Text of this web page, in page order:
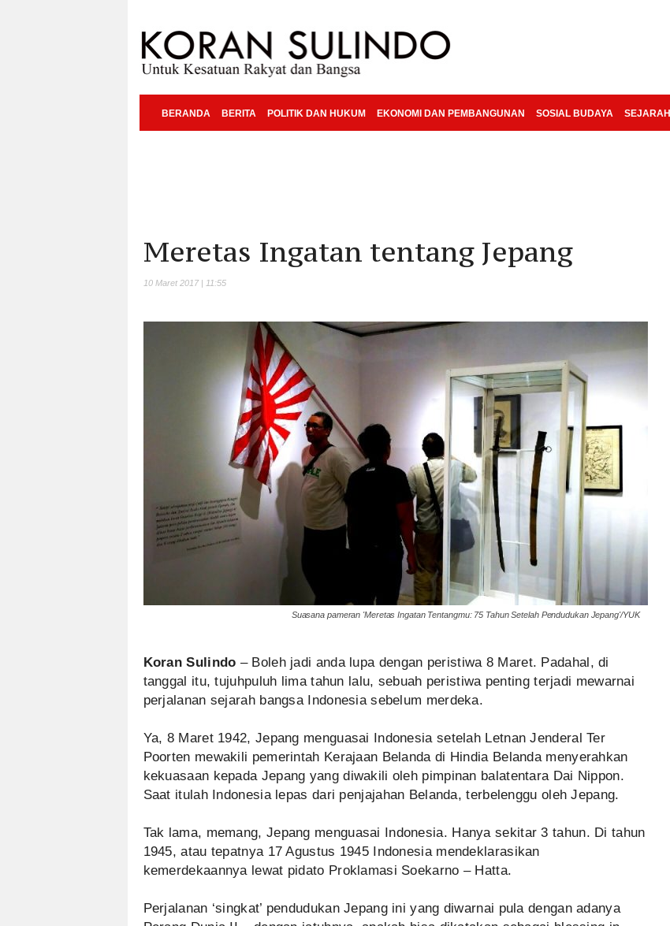
BERANDA BERITA POLITIK DAN HUKUM EKONOMI DAN PEMBANGUNAN SOSIAL BUDAYA SEJARAH
Meretas Ingatan tentang Jepang
10 Maret 2017 | 11:55
Suasana pameran 'Meretas Ingatan Tentangmu: 75 Tahun Setelah Pendudukan Jepang'/YUK
Koran Sulindo – Boleh jadi anda lupa dengan peristiwa 8 Maret. Padahal, di
tanggal itu, tujuhpuluh lima tahun lalu, sebuah peristiwa penting terjadi mewarnai
perjalanan sejarah bangsa Indonesia sebelum merdeka.
Ya, 8 Maret 1942, Jepang menguasai Indonesia setelah Letnan Jenderal Ter
Poorten mewakili pemerintah Kerajaan Belanda di Hindia Belanda menyerahkan
kekuasaan kepada Jepang yang diwakili oleh pimpinan balatentara Dai Nippon.
Saat itulah Indonesia lepas dari penjajahan Belanda, terbelenggu oleh Jepang.
Tak lama, memang, Jepang menguasai Indonesia. Hanya sekitar 3 tahun. Di tahun
1945, atau tepatnya 17 Agustus 1945 Indonesia mendeklarasikan
kemerdekaannya lewat pidato Proklamasi Soekarno – Hatta.
Perjalanan ‘singkat’ pendudukan Jepang ini yang diwarnai pula dengan adanya